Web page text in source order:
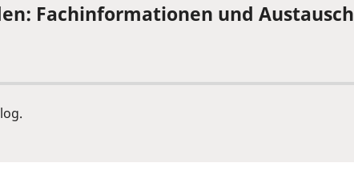
Fachinformationen und Austausch